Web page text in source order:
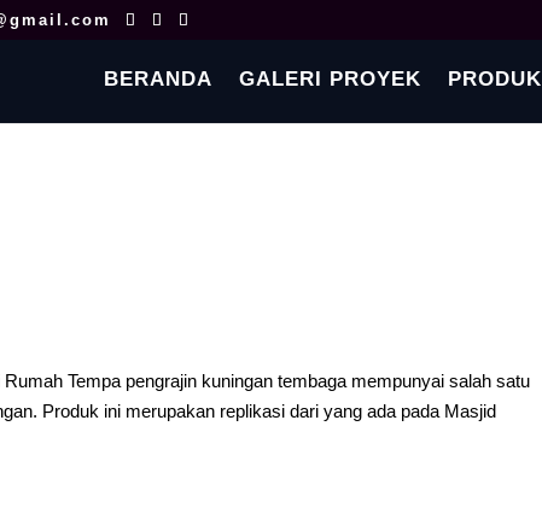
BERANDA GALERI PROYEK PRODUK
Tempa pengrajin kuningan tembaga mempunyai salah satu
Produk ini merupakan replikasi dari yang ada pada Masjid